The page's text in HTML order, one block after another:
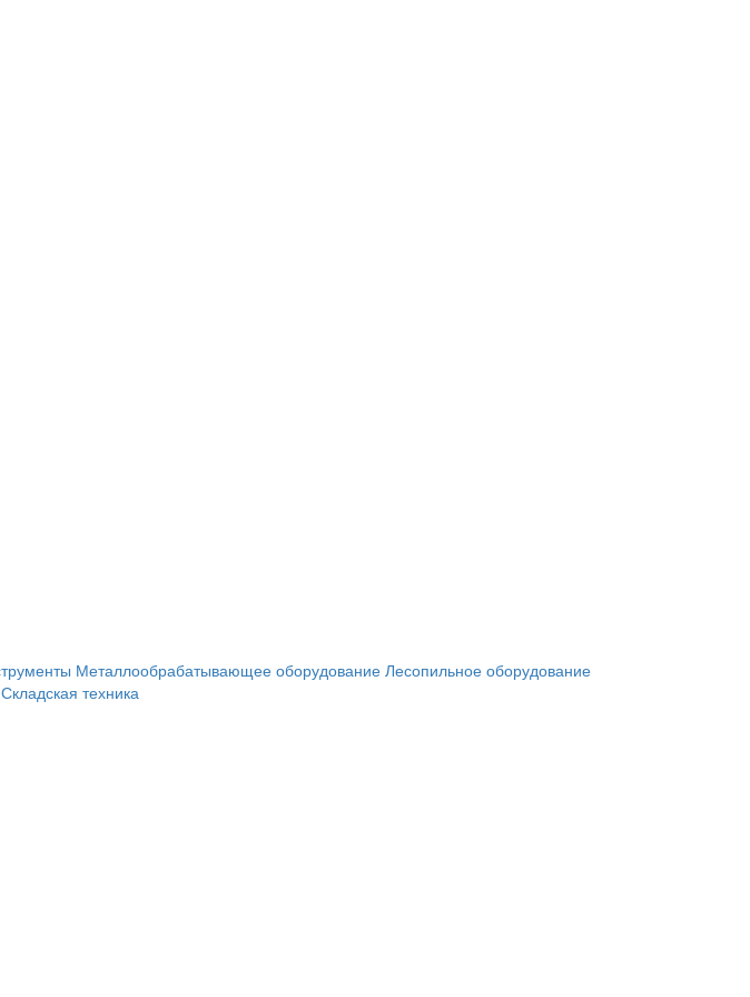
Металлообрабатывающее оборудование Лесопильное оборудование
Складская техника